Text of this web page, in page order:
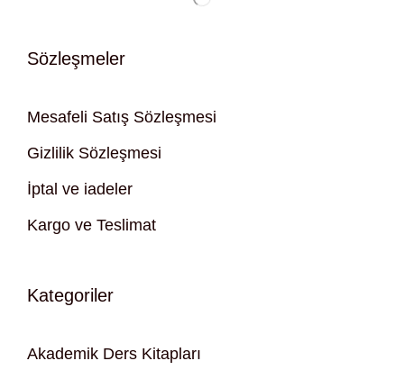
Sözleşmeler
Mesafeli Satış Sözleşmesi
Gizlilik Sözleşmesi
İptal ve iadeler
Kargo ve Teslimat
Kategoriler
Akademik Ders Kitapları